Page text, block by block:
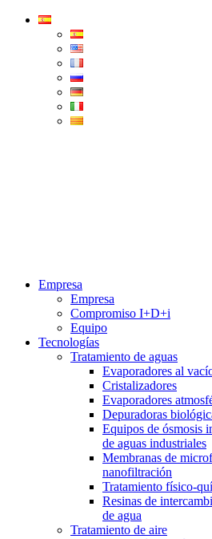
Condorchem
Empresa
Empresa
Compromiso I+D+i
Equipo
Tecnologías
Tratamiento de aguas
Evaporadores al
Cristalizadores
Evaporadores
Depuradoras
Equipos de ósmosis
de aguas industriales
Membranas de
nanofiltración
Tratamiento físico-
Resinas de
de agua
Tratamiento de aire